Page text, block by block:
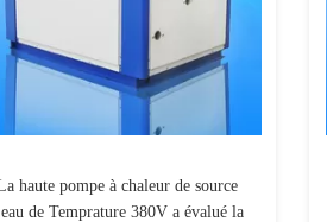
haute pompe à chaleur de source
de Temprature 380V a évalué la